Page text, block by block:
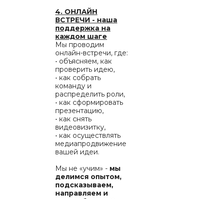
4. ОНЛАЙН
ВСТРЕЧИ - наша
поддержка на
каждом шаге
Мы проводим
онлайн-встречи, где:
• объясняем, как
проверить идею,
• как собрать
команду и
распределить роли,
• как сформировать
презентацию,
• как снять
видеовизитку,
• как осуществлять
медиапродвижение
вашей идеи.
Мы не «учим» - мы
делимся опытом,
подсказываем,
направляем и